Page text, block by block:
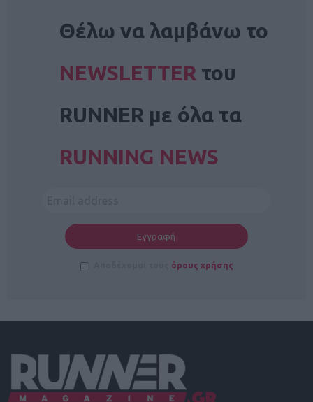
Θέλω να λαμβάνω το
NEWSLETTER του
RUNNER με όλα τα
RUNNING NEWS
όρους χρήσης